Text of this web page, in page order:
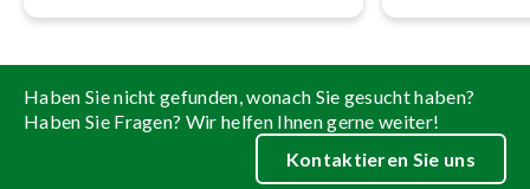
Haben Sie nicht gefunden, wonach Sie gesucht haben?
Haben Sie Fragen? Wir helfen Ihnen gerne weiter!
Kontaktieren Sie uns